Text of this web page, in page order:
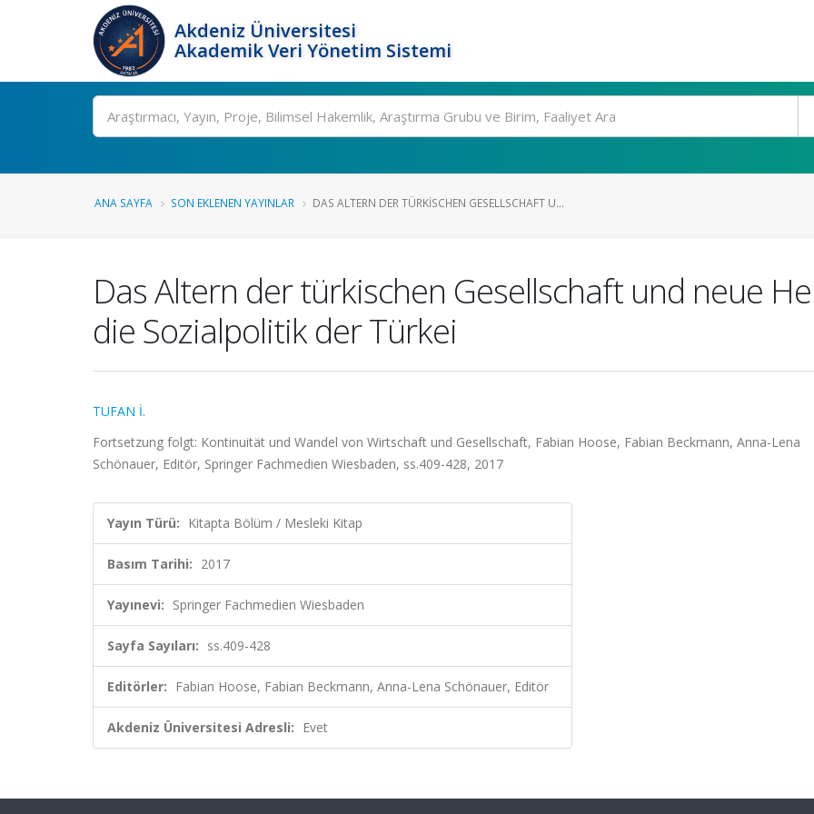
Akdeniz Üniversitesi
Akademik Veri Yönetim Sistemi
Ara
ANA SAYFA SON EKLENEN YAYINLAR DAS ALTERN DER TÜRKISCHEN GESELLSCHAFT U...
Das Altern der türkischen Gesellschaft und neue
die Sozialpolitik der Türkei
TUFAN İ.
Fortsetzung folgt: Kontinuität und Wandel von Wirtschaft und Gesellschaft, Fabian Hoose, Fabian Beckmann, Anna-Lena
Schönauer, Editör, Springer Fachmedien Wiesbaden, ss.409-428, 2017
Yayın Türü: Kitapta Bölüm / Mesleki Kitap
Basım Tarihi: 2017
Yayınevi: Springer Fachmedien Wiesbaden
Sayfa Sayıları: ss.409-428
Editörler: Fabian Hoose, Fabian Beckmann, Anna-Lena Schönauer, Editör
Akdeniz Üniversitesi Adresli: Evet